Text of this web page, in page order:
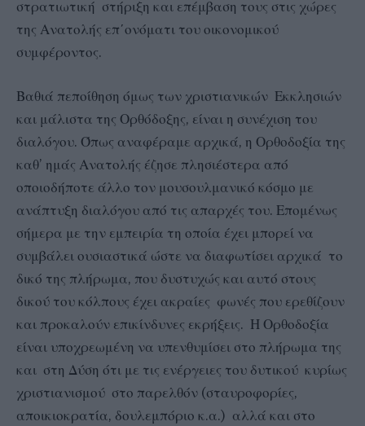
στρατιωτική στήριξη και επέμβαση τους στις χώρες
της Ανατολής επ΄ονόματι του οικονομικού
συμφέροντος.
Βαθιά πεποίθηση όμως των χριστιανικών Εκκλησιών
και μάλιστα της Ορθόδοξης, είναι η συνέχιση του
διαλόγου. Όπως αναφέραμε αρχικά, η Ορθοδοξία της
καθ’ ημάς Ανατολής έζησε πλησιέστερα από
οποιοδήποτε άλλο τον μουσουλμανικό κόσμο με
ανάπτυξη διαλόγου από τις απαρχές του. Επομένως
σήμερα με την εμπειρία τη οποία έχει μπορεί να
συμβάλει ουσιαστικά ώστε να διαφωτίσει αρχικά το
δικό της πλήρωμα, που δυστυχώς και αυτό στους
δικού του κόλπους έχει ακραίες φωνές που ερεθίζουν
και προκαλούν επικίνδυνες εκρήξεις. Η Ορθοδοξία
είναι υποχρεωμένη να υπενθυμίσει στο πλήρωμα της
και στη Δύση ότι με τις ενέργειες του δυτικού κυρίως
χριστιανισμού στο παρελθόν (σταυροφορίες,
αποικιοκρατία, δουλεμπόριο κ.α.) αλλά και στο